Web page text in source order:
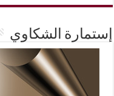
إستمارة الشكاوي